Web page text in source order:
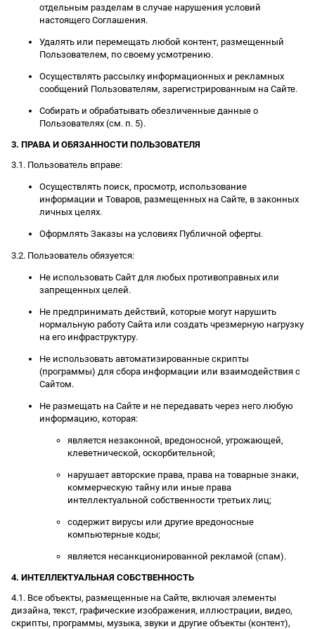
отдельным разделам в случае нарушения условий
настоящего Соглашения.
Удалять или перемещать любой контент, размещенный
Пользователем, по своему усмотрению.
Осуществлять рассылку информационных и рекламных
сообщений Пользователям, зарегистрированным на Сайте.
Собирать и обрабатывать обезличенные данные о
Пользователях (см. п. 5).
3. ПРАВА И ОБЯЗАННОСТИ ПОЛЬЗОВАТЕЛЯ
3.1. Пользователь вправе:
Осуществлять поиск, просмотр, использование
информации и Товаров, размещенных на Сайте, в законных
личных целях.
Оформлять Заказы на условиях Публичной оферты.
3.2. Пользователь обязуется:
Не использовать Сайт для любых противоправных или
запрещенных целей.
Не предпринимать действий, которые могут нарушить
нормальную работу Сайта или создать чрезмерную нагрузку
на его инфраструктуру.
Не использовать автоматизированные скрипты
(программы) для сбора информации или взаимодействия с
Сайтом.
Не размещать на Сайте и не передавать через него любую
информацию, которая:
является незаконной, вредоносной, угрожающей,
клеветнической, оскорбительной;
нарушает авторские права, права на товарные знаки,
коммерческую тайну или иные права
интеллектуальной собственности третьих лиц;
содержит вирусы или другие вредоносные
компьютерные коды;
является несанкционированной рекламой (спам).
4. ИНТЕЛЛЕКТУАЛЬНАЯ СОБСТВЕННОСТЬ
4.1. Все объекты, размещенные на Сайте, включая элементы
дизайна, текст, графические изображения, иллюстрации, видео,
скрипты, программы, музыка, звуки и другие объекты (контент),